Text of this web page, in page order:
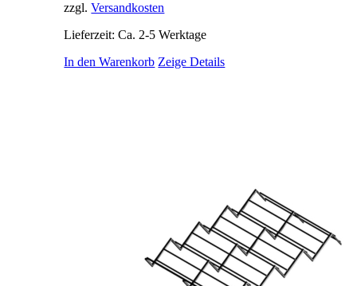
zzgl.Versandkosten
Lieferzeit: Ca. 2-5 Werktage
In den Warenkorb Zeige Details